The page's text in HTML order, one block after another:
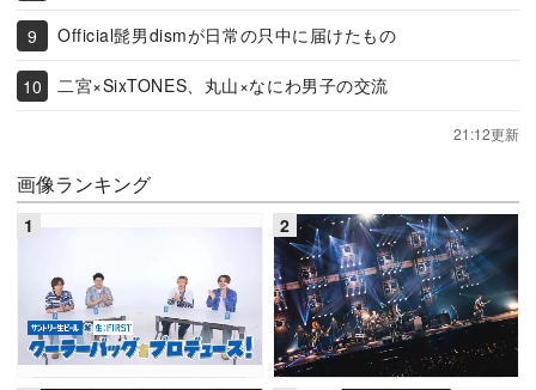
Official髭男dismが日常の只中に届けたもの
二宮×SixTONES、丸山×なにわ男子の交流
21:12更新
画像ランキング